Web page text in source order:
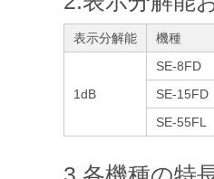
表示分解能 機種
1dB
SE-8FD
SE-15FD
SE-55FL